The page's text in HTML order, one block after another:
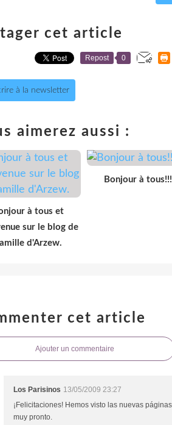
cet article
Repost 0
à la newsletter
aimerez aussi :
à tous et
sur le blog de
d'Arzew.
Bonjour à
cet article
Ajouter un commentaire
Los Parisinos 13/05/2009 23:27
¡Felicitaciones! Hemos visto las nuevas
muy pronto.